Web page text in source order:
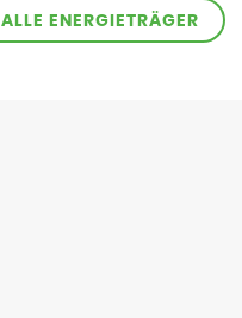
ALLE ENERGIETRÄGER